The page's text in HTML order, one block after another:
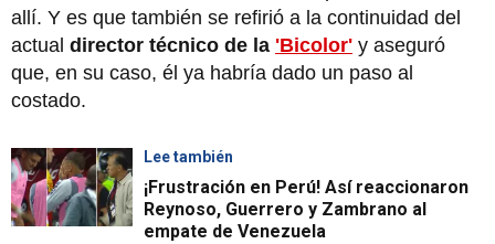
allí. Y es que también se refirió a la continuidad del
actual director técnico de la 'Bicolor' y aseguró
que, en su caso, él ya habría dado un paso al
costado.
Lee también
¡Frustración en Perú! Así reaccionaron
Reynoso, Guerrero y Zambrano al
empate de Venezuela